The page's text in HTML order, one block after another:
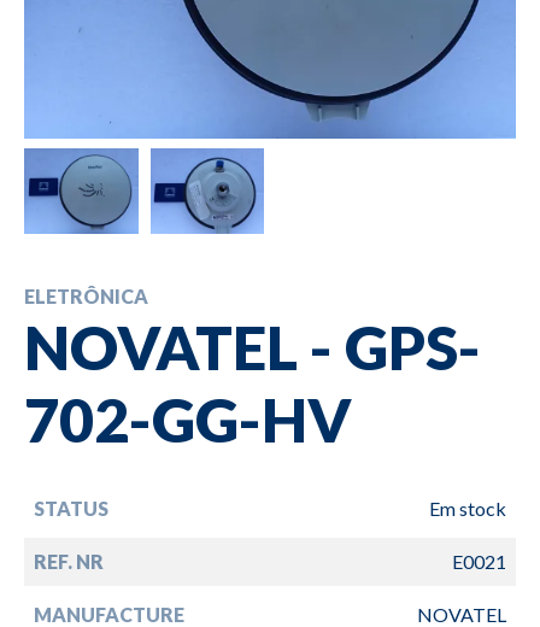
ELETRÔNICA
NOVATEL - GPS-
702-GG-HV
STATUS Em stock
REF. NR E0021
MANUFACTURE NOVATEL